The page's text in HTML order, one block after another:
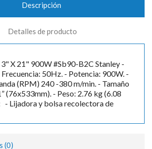
Descripción
Detalles de producto
X 21" 900W #Sb90-B2C Stanley -
50Hz. - Potencia: 900W. -
(RPM) 240 -380 m/min. - Tamaño
(76x533mm). - Peso: 2.76 kg (6.08
- Lijadora y bolsa recolectora de
(0)